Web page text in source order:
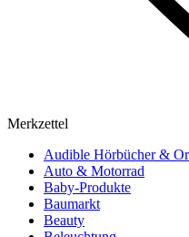
Merkzettel
Audible Hörbücher &
Auto & Motorrad
Baby-Produkte
Baumarkt
Beauty